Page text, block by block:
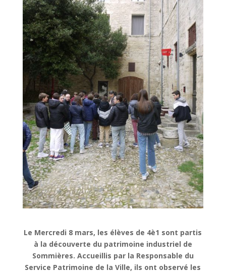
Le Mercredi 8 mars, les élèves de 4è1 sont partis
à la découverte du patrimoine industriel de
Sommières. Accueillis par la Responsable du
Service Patrimoine de la Ville, ils ont observé les